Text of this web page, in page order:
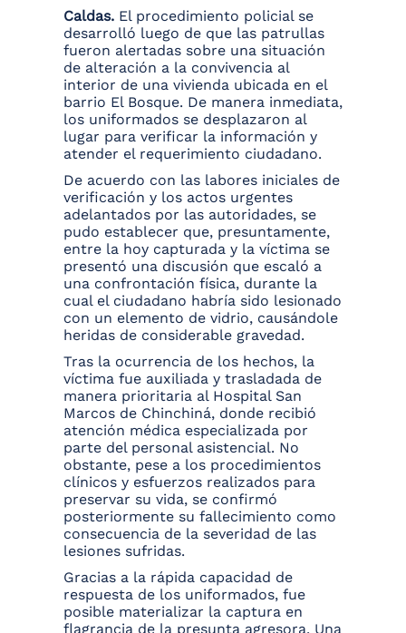
Caldas. El procedimiento policial se
desarrolló luego de que las patrullas
fueron alertadas sobre una situación
de alteración a la convivencia al
interior de una vivienda ubicada en el
barrio El Bosque. De manera inmediata,
los uniformados se desplazaron al
lugar para verificar la información y
atender el requerimiento ciudadano.
De acuerdo con las labores iniciales de
verificación y los actos urgentes
adelantados por las autoridades, se
pudo establecer que, presuntamente,
entre la hoy capturada y la víctima se
presentó una discusión que escaló a
una confrontación física, durante la
cual el ciudadano habría sido lesionado
con un elemento de vidrio, causándole
heridas de considerable gravedad.
Tras la ocurrencia de los hechos, la
víctima fue auxiliada y trasladada de
manera prioritaria al Hospital San
Marcos de Chinchiná, donde recibió
atención médica especializada por
parte del personal asistencial. No
obstante, pese a los procedimientos
clínicos y esfuerzos realizados para
preservar su vida, se confirmó
posteriormente su fallecimiento como
consecuencia de la severidad de las
lesiones sufridas.
Gracias a la rápida capacidad de
respuesta de los uniformados, fue
posible materializar la captura en
flagrancia de la presunta agresora. Una